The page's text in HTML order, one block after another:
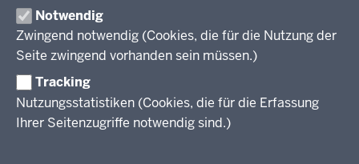
Notwendig
Zwingend notwendig (Cookies, die für die Nutzung der
Seite zwingend vorhanden sein müssen.)
Tracking
Nutzungsstatistiken (Cookies, die für die Erfassung
Ihrer Seitenzugriffe notwendig sind.)
Berufsbildung NRW
Das Berufskolleg in NRW
Abschlüsse und Anschlüsse
Bildungsgänge / Bildungspläne